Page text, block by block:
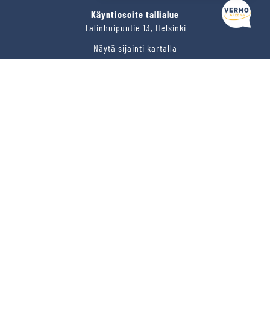
Käyntiosoite tallialue
Talinhuipuntie 13, Helsinki
Näytä sijainti kartalla